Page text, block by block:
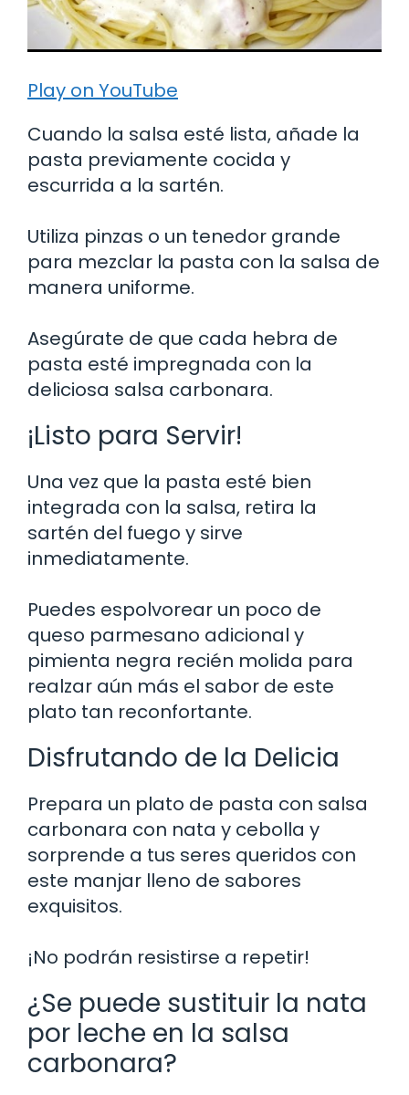
Play on YouTube
Cuando la salsa esté lista, añade la
pasta previamente cocida y
escurrida a la sartén.
Utiliza pinzas o un tenedor grande
para mezclar la pasta con la salsa de
manera uniforme.
Asegúrate de que cada hebra de
pasta esté impregnada con la
deliciosa salsa carbonara.
¡Listo para Servir!
Una vez que la pasta esté bien
integrada con la salsa, retira la
sartén del fuego y sirve
inmediatamente.
Puedes espolvorear un poco de
queso parmesano adicional y
pimienta negra recién molida para
realzar aún más el sabor de este
plato tan reconfortante.
Disfrutando de la Delicia
Prepara un plato de pasta con salsa
carbonara con nata y cebolla y
sorprende a tus seres queridos con
este manjar lleno de sabores
exquisitos.
¡No podrán resistirse a repetir!
¿Se puede sustituir la nata
por leche en la salsa
carbonara?